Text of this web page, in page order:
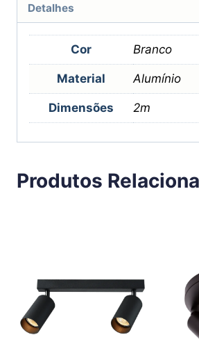
Detalhes
Cor Branco
Material Alumínio
Dimensões 2m
Produtos